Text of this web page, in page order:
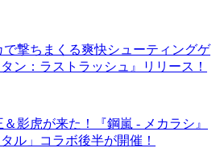
で撃ちまくる爽快シューティングゲ
ン：ラストラッシュ』リリース！
影虎が来た！『鋼嵐 - メカラシ』
ル」コラボ後半が開催！